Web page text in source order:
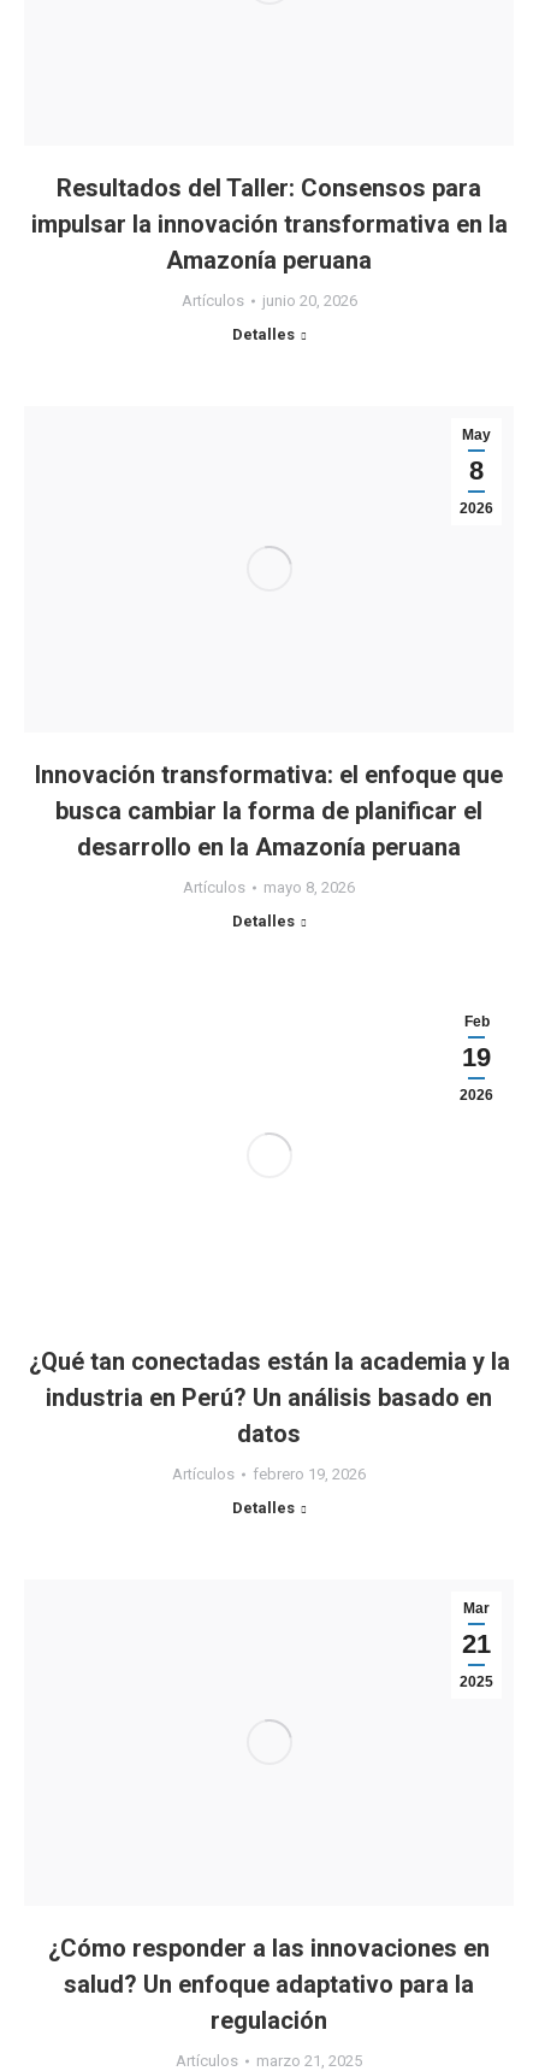
Resultados del Taller: Consensos para
impulsar la innovación transformativa en la
Amazonía peruana
Artículos
junio 20, 2026
Detalles
May
8
2026
Innovación transformativa: el enfoque que
busca cambiar la forma de planificar el
desarrollo en la Amazonía peruana
Artículos
mayo 8, 2026
Detalles
Feb
19
2026
¿Qué tan conectadas están la academia y la
industria en Perú? Un análisis basado en
datos
Artículos
febrero 19, 2026
Detalles
Mar
21
2025
¿Cómo responder a las innovaciones en
salud? Un enfoque adaptativo para la
regulación
Artículos marzo 21, 2025